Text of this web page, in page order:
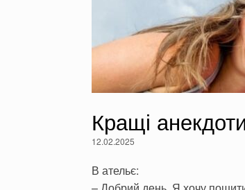
Кращі
12.02.2025
В ательє: